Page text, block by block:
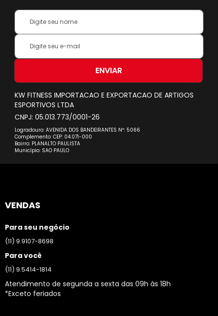
Your
Name:
Inscreva-
na
Newsletter:
ENVIAR
KW FITNESS IMPORTACAO E EXPORTACAO DE ARTIGOS
ESPORTIVOS LTDA
CNPJ: 05.013.773/0001-26
Logradouro: AVENIDA DOS BANDEIRANTES Nº: 5066
Complemento: CEP: 04.071-000
Bairro: PLANALTO PAULISTA
Município: SAO PAULO
VENDAS
Para seu negócio
(11) 9.9107-8698
Para você
(11) 9.5414-1814
Atendimento de segunda a sexta das 09h às 18h
*Exceto feriados